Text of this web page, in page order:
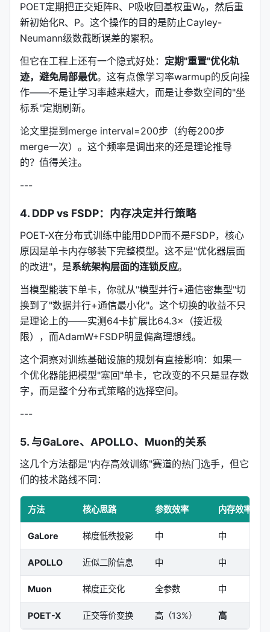
---
三种变体，三种场景
POET-X不是一刀切的，提供了三个变体匹配不同需
求：
变体
POET-X fast 中等 最快 标准autograd，保存激
POET-X mem
POET-XQ
POET-X mem是唯一能在单卡H100训练Llama-
13B@Seq=2048的方法（47.21GB显存）。POET-XQ
则是量化训练的杀手锏——比8-bit Q-GaLore显存再
降37.8%，PPL还更好（14.78 vs 17.74）。
---
硬数据：和AdamW、GaLore、Muon、LoRA
的正面PK
Llama-3B @ 60B tokens（Chinchilla scaling
law）
APOLLO
GaLore 2764M（100%） 74.50 GB
LoRA r=160 ~359M（~13%）
POET-X b=256 367M（13%） 60.58 GB
POET-X b=512 570M（21%） 68.52 GB
关键结论：
POET定期把正交矩阵R、P吸收回基权重W₀，然后重
新初始化R、P。这个操作的目的是防止Cayley-
Neumann级数截断误差的累积。
但它在工程上还有一个隐式好处： 定期"重置"优化轨
迹，避免局部最优。这有点像学习率warmup的反向操
作——不是让学习率越来越大，而是让参数空间的"坐
标系"定期刷新。
论文里提到merge interval=200步（约每200步
merge一次）。这个频率是调出来的还是理论推导
的？值得关注。
---
4. DDP vs FSDP：内存决定并行策略
POET-X在分布式训练中能用DDP而不是FSDP，核心
原因是单卡内存够装下完整模型。这不是"优化器层面
的改进"，是系统架构层面的连锁反应。
当模型能装下单卡，你就从"模型并行+通信密集型"切
换到了"数据并行+通信最小化"。这个切换的收益不只
是理论上的——实测64卡扩展比64.3×（接近极
限），而AdamW+FSDP明显偏离理想线。
这个洞察对训练基础设施的规划有直接影响：如果一
个优化器能把模型"塞回"单卡，它改变的不只是显存数
字，而是整个分布式策略的选择空间。
---
5. 与GaLore、APOLLO、Muon的关系
这几个方法都是"内存高效训练"赛道的热门选手，但它
们的技术路线不同：
方法 核心思路 参数效率 内存效率
GaLore 梯度低秩投影 中 中
APOLLO 近似二阶信息 中 中
Muon 梯度正交化 全参数 中
POET-X 正交等价变换 高（13%） 高